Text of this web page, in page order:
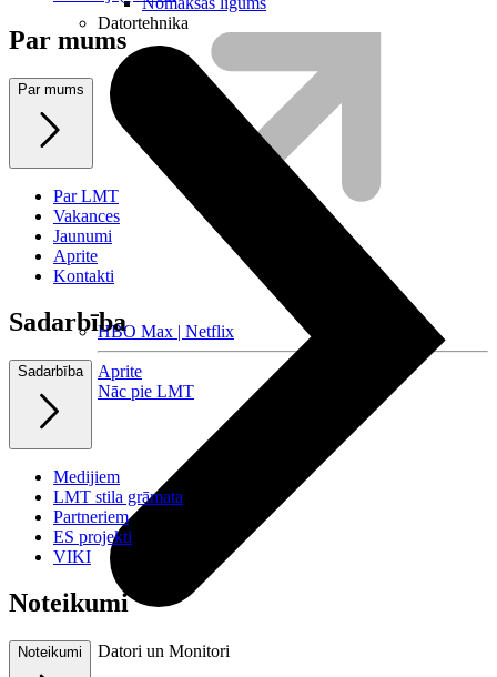
HBO Max | Netflix
Aprite
Nāc pie LMT
Datortehnika
Datori un Monitori
Par mums
Par mums
Par LMT
Vakances
Jaunumi
Aprite
Kontakti
Sadarbība
Sadarbība
Medijiem
LMT stila grāmata
Partneriem
ES projekti
VIKI
Noteikumi
Noteikumi